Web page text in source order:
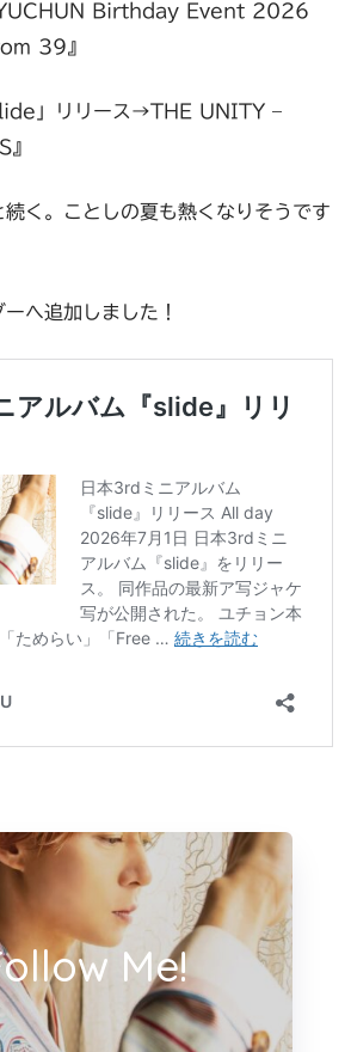
YUCHUN Birthday Event 2026
39』
」リリース→THE UNITY –
く。ことしの夏も熱くなりそうです
へ追加しました！
Me!